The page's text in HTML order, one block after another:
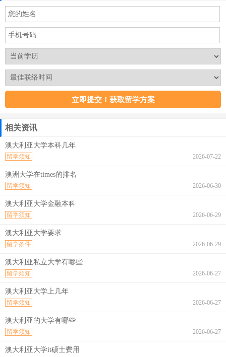
相关资讯
澳大利亚大学本科几年
2026-07-22
留学须知
澳洲大学在times的排名
2026-06-30
留学须知
澳大利亚大学金融本科
2026-06-29
留学须知
澳大利亚大学要求
2026-06-29
留学条件
澳大利亚私立大学有哪些
2026-06-27
留学须知
澳大利亚大学上几年
2026-06-27
留学须知
澳大利亚的大学有哪些
2026-06-27
留学须知
澳大利亚大学it硕士费用